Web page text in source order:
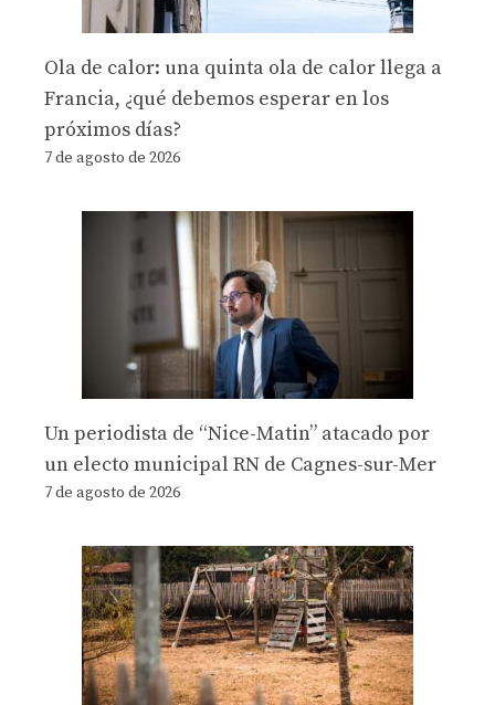
Ola de calor: una quinta ola de calor llega a
Francia, ¿qué debemos esperar en los
próximos días?
7 de agosto de 2026
Un periodista de “Nice-Matin” atacado por
un electo municipal RN de Cagnes-sur-Mer
7 de agosto de 2026